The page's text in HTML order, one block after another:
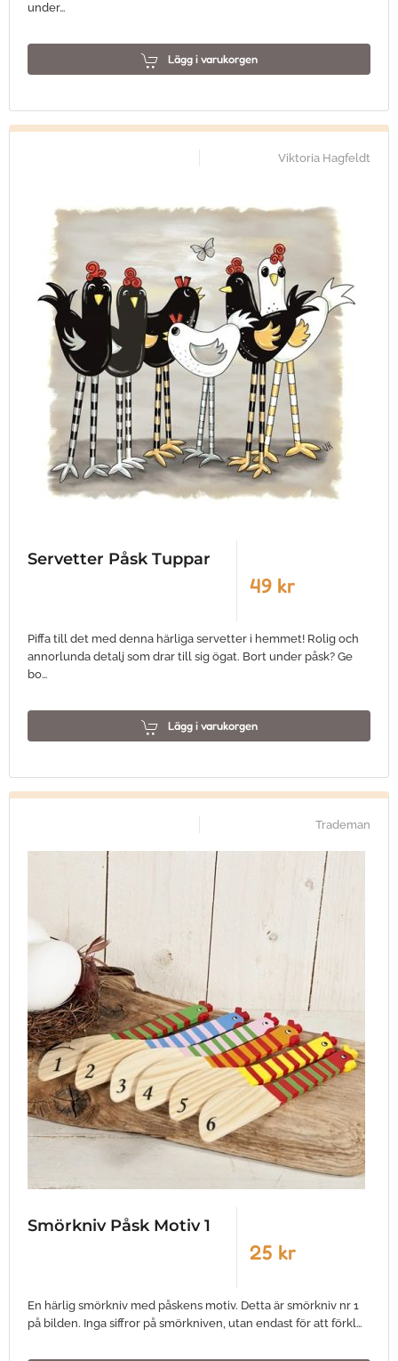
under…
Lägg i varukorgen
Viktoria Hagfeldt
Servetter Påsk Tuppar
49 kr
Piffa till det med denna härliga servetter i hemmet! Rolig och
annorlunda detalj som drar till sig ögat. Bort under påsk? Ge
bo…
Lägg i varukorgen
Trademan
Smörkniv Påsk Motiv 1
25 kr
En härlig smörkniv med påskens motiv. Detta är smörkniv nr 1
på bilden. Inga siffror på smörkniven, utan endast för att förkl…